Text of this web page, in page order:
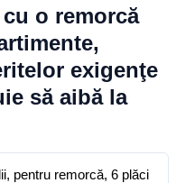
o remorcă
exigenţe
să aibă la
pentru remorcă, 6 plăci